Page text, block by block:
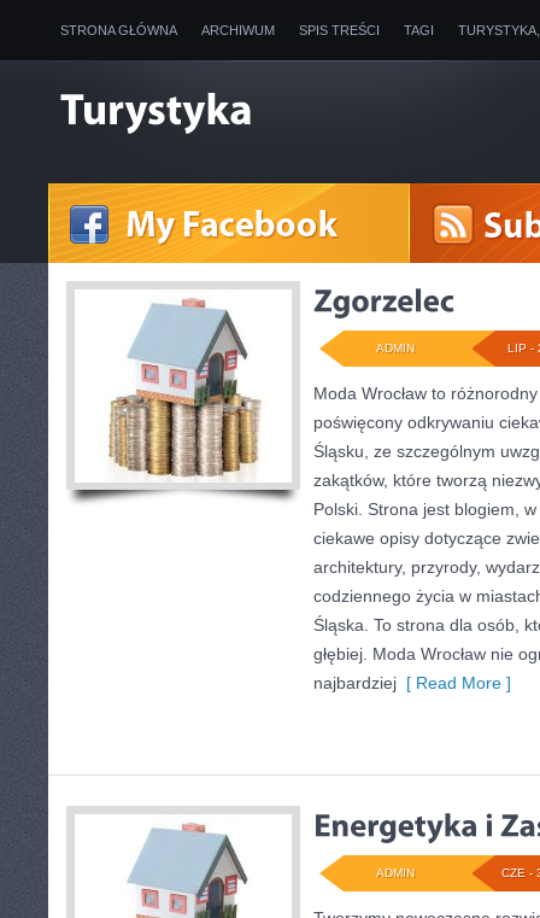
STRONA GŁÓWNA ARCHIWUM SPIS TREŚCI TAGI
LIP -
ADMIN
Moda Wrocław to
poświęcony odkrywaniu
Śląsku, ze szczególnym
zakątków, które tworzą
Polski. Strona jest blogiem,
ciekawe opisy dotyczące
architektury, przyrody,
codziennego życia w
Śląska. To strona dla osób,
głębiej. Moda Wrocław nie
najbardziej [ Read More ]
CZE -
ADMIN